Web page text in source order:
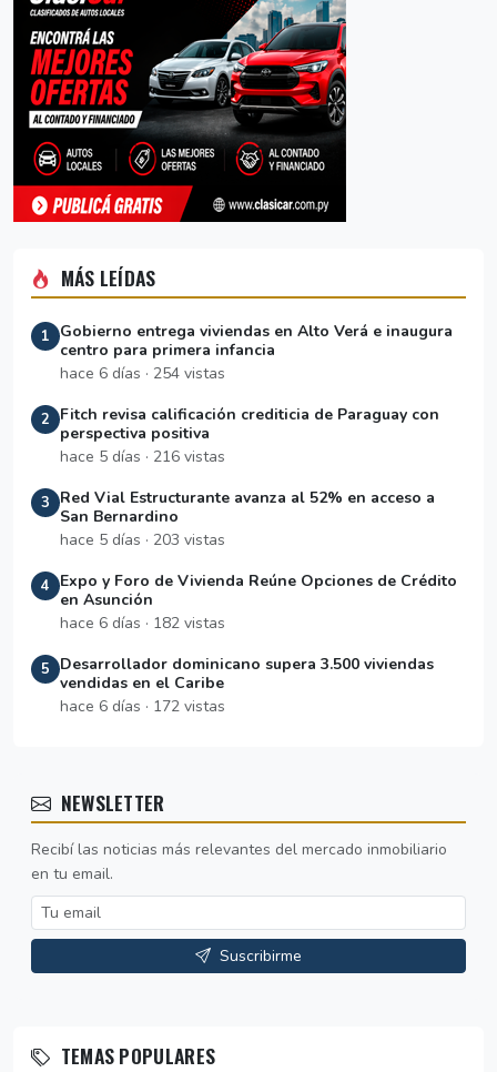
MÁS LEÍDAS
1
Gobierno entrega viviendas en Alto Verá e inaugura
centro para primera infancia
hace 6 días · 254 vistas
2
Fitch revisa calificación crediticia de Paraguay con
perspectiva positiva
hace 5 días · 216 vistas
3
Red Vial Estructurante avanza al 52% en acceso a
San Bernardino
hace 5 días · 203 vistas
4
Expo y Foro de Vivienda Reúne Opciones de Crédito
en Asunción
hace 6 días · 182 vistas
5
Desarrollador dominicano supera 3.500 viviendas
vendidas en el Caribe
hace 6 días · 172 vistas
NEWSLETTER
Recibí las noticias más relevantes del mercado inmobiliario
en tu email.
Suscribirme
TEMAS POPULARES